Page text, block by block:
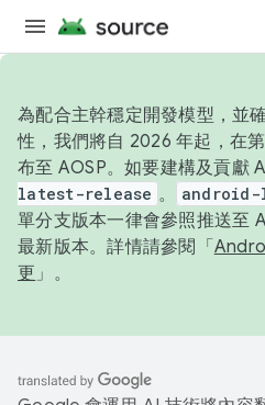
為配合主幹穩定開發模型，並
性，我們將自 2026 年起，在
布至 AOSP。如要建構及貢獻
latest-release 。
單分支版本一律會參照推送至
最新版本。詳情請參閱「
更 」。